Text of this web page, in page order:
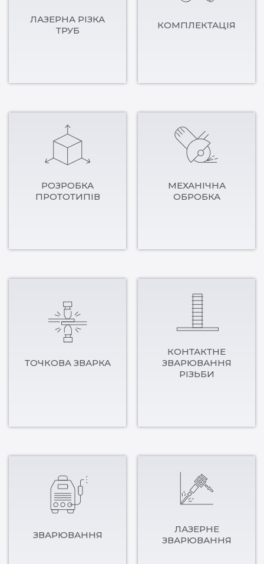
ЛАЗЕРНА РІЗКА
ТРУБ
КОМПЛЕКТАЦІЯ
РОЗРОБКА
ПРОТОТИПІВ
МЕХАНІЧНА
ОБРОБКА
ТОЧКОВА ЗВАРКА
КОНТАКТНЕ
ЗВАРЮВАННЯ
РІЗЬБИ
ЗВАРЮВАННЯ
ЛАЗЕРНЕ
ЗВАРЮВАННЯ